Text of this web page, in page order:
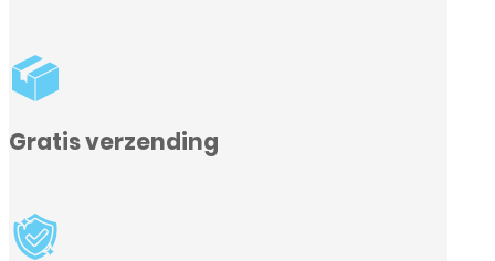
Gratis verzending